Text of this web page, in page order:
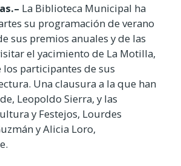
La Biblioteca Municipal ha
su programación de verano
sus premios anuales y de las
el yacimiento de La Motilla,
participantes de sus
Una clausura a la que han
Leopoldo Sierra, y las
y Festejos, Lourdes
y Alicia Loro,